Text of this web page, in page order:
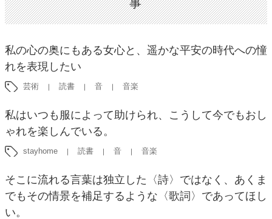
事
私の心の奥にもある女心と、遥かな平安の時代への憧
れを表現したい
芸術 読書 音 音楽
私はいつも服によって助けられ、こうして今でもおし
ゃれを楽しんでいる。
stayhome 読書 音 音楽
そこに流れる言葉は独立した〈詩〉ではなく、あくま
でもその情景を補足するような〈歌詞〉であってほし
い。